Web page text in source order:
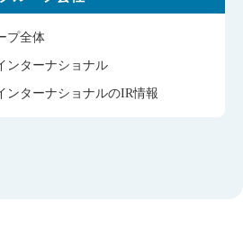
プ全体
ンターナショナル
ンターナショナルのIR情報